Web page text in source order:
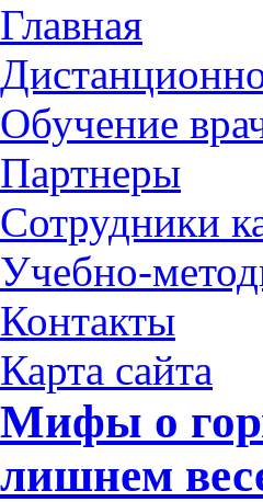
Главная
Обучение
Партнеры
Сотрудники
Учебно-
Контакты
Карта сайта
Мифы о
лишнем